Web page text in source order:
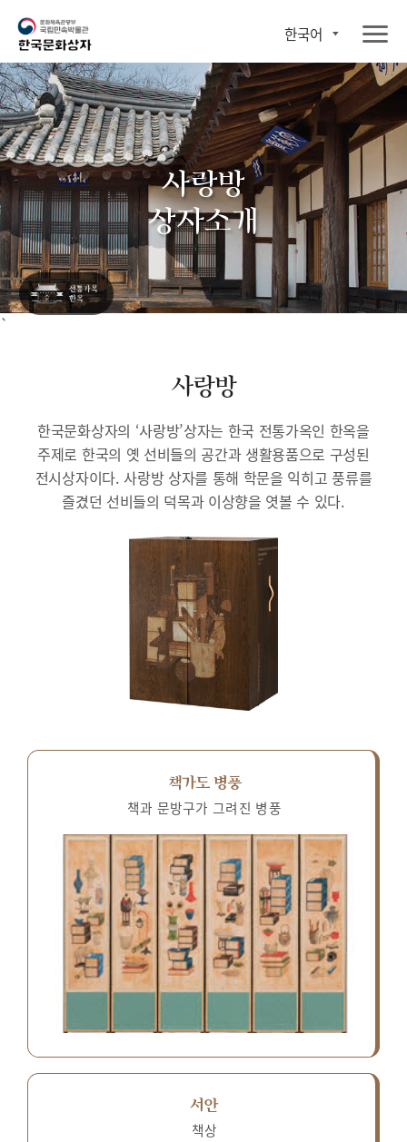
한국어
`
사랑방
상자소개
사랑방
한국문화상자의 ‘사랑방’상자는 한국 전통가옥인 한옥을
주제로 한국의 옛 선비들의 공간과 생활용품으로 구성된
전시상자이다. 사랑방 상자를 통해 학문을 익히고 풍류를
즐겼던 선비들의 덕목과 이상향을 엿볼 수 있다.
책가도 병풍
책과 문방구가 그려진 병풍
서안
책상